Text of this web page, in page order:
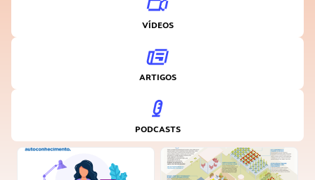
VÍDEOS
ARTIGOS
PODCASTS